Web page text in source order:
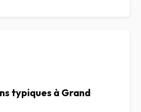
typiques à Grand